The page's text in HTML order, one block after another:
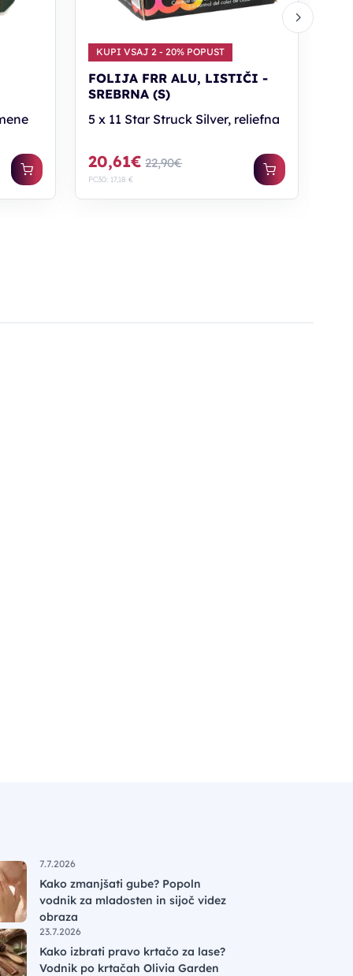
KUPI VSAJ 2 - 20% POPUST
FOLIJA FRR ALU, LISTIČI -
SREBRNA (S)
5 x 11 Star Struck Silver, reliefna
20,61€ 22,90€
PC30: 17,18 €
7.7.2026
Kako zmanjšati gube? Popoln
vodnik za mladosten in sijoč videz
obraza
23.7.2026
Kako izbrati pravo krtačo za lase?
Vodnik po krtačah Olivia Garden